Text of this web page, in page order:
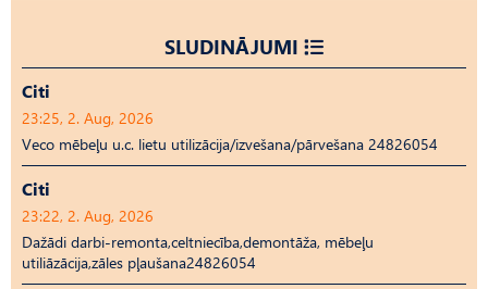
SLUDINĀJUMI
Citi
23:25, 2. Aug, 2026
Veco mēbeļu u.c. lietu utilizācija/izvešana/pārvešana 24826054
Citi
23:22, 2. Aug, 2026
Dažādi darbi-remonta,celtniecība,demontāža, mēbeļu
utiliāzācija,zāles pļaušana24826054